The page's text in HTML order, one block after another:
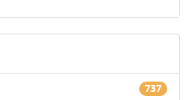
737